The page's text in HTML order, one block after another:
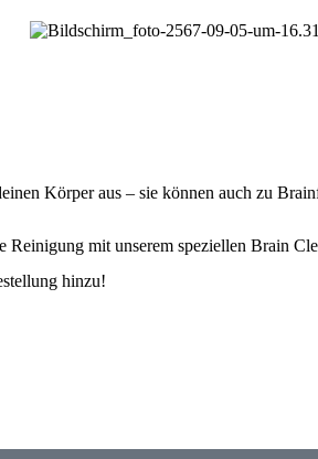
Körper aus – sie können auch zu
Reinigung mit unserem speziellen Brain
hinzu!